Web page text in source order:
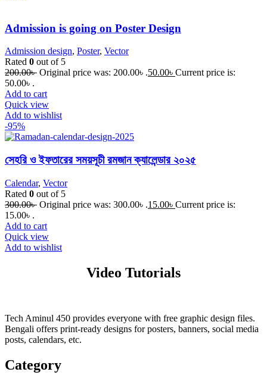
Admission is going on Poster Design
Admission design, Poster, Vector
Rated 0 out of 5
200.00৳ Original price was: 200.00৳ .50.00৳ Current price is:
50.00৳ .
Add to cart
Quick view
Add to wishlist
-95%
সেহরি ও ইফতারের সময়সূচী রমজান ক্যালেন্ডার ২০২৫
Calendar, Vector
Rated 0 out of 5
300.00৳ Original price was: 300.00৳ .15.00৳ Current price is:
15.00৳ .
Add to cart
Quick view
Add to wishlist
Video Tutorials
Tech Aminul 450 provides everyone with free graphic design files.
Bengali offers print-ready designs for posters, banners, social media
posts, calendars, etc.
Category